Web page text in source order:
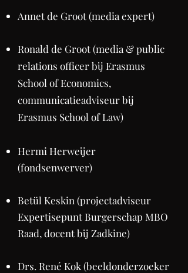
Annet de Groot (media expert)
Ronald de Groot (media & public
relations officer bij Erasmus
School of Economics,
communicatieadviseur bij
Erasmus School of Law)
Hermi Herweijer
(fondsenwerver)
Betül Keskin (projectadviseur
Expertisepunt Burgerschap MBO
Raad, docent bij Zadkine)
Drs. René Kok (beeldonderzoeker